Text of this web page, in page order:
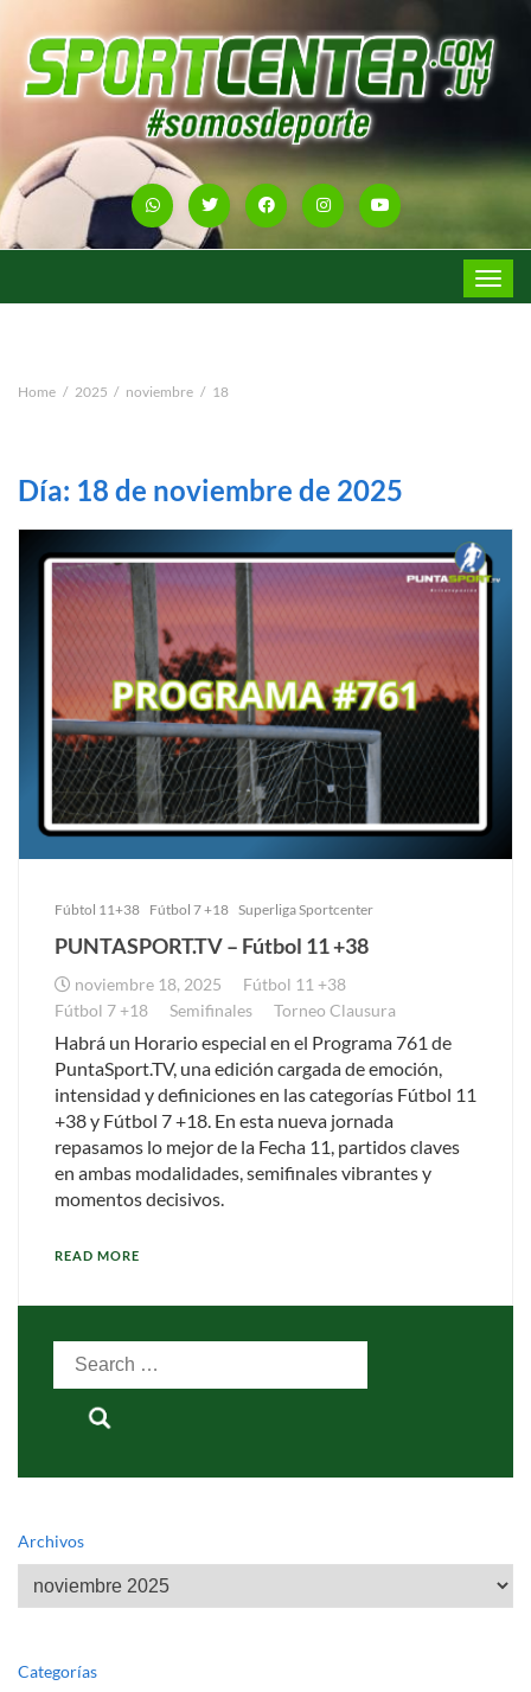
Toggle
Home 2025 noviembre 18
Día: 18 de noviembre de 2025
Fúbtol 11+38 Fútbol 7 +18 Superliga Sportcenter
PUNTASPORT.TV – Fútbol 11 +38
noviembre 18, 2025
Fútbol 11 +38
Fútbol 7 +18
Semifinales Torneo Clausura
Habrá un Horario especial en el Programa 761 de
PuntaSport.TV, una edición cargada de emoción,
intensidad y definiciones en las categorías Fútbol 11
+38 y Fútbol 7 +18. En esta nueva jornada
repasamos lo mejor de la Fecha 11, partidos claves
en ambas modalidades, semifinales vibrantes y
momentos decisivos.
READ MORE
Search
for:
Archivos
Archivos
Categorías